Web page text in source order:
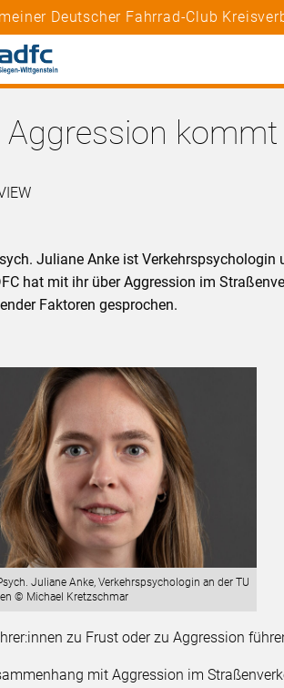
Deutscher Fahrrad-Club
Aggression
Juliane Anke ist
hat mit ihr über Aggression im
Faktoren gesprochen.
Juliane Anke, Verkehrspsychologin an der TU
© Michael Kretzschmar
zu Frust oder zu Aggression
mit Aggression im